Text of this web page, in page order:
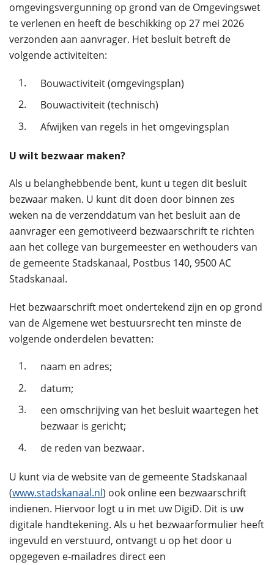
omgevingsvergunning op grond van de Omgevingswet
te verlenen en heeft de beschikking op 27 mei 2026
verzonden aan aanvrager. Het besluit betreft de
volgende activiteiten:
1.
Bouwactiviteit (omgevingsplan)
2.
Bouwactiviteit (technisch)
3.
Afwijken van regels in het omgevingsplan
U wilt bezwaar maken?
Als u belanghebbende bent, kunt u tegen dit besluit
bezwaar maken. U kunt dit doen door binnen zes
weken na de verzenddatum van het besluit aan de
aanvrager een gemotiveerd bezwaarschrift te richten
aan het college van burgemeester en wethouders van
de gemeente Stadskanaal, Postbus 140, 9500 AC
Stadskanaal.
Het bezwaarschrift moet ondertekend zijn en op grond
van de Algemene wet bestuursrecht ten minste de
volgende onderdelen bevatten:
1.
naam en adres;
2.
datum;
3.
een omschrijving van het besluit waartegen het
bezwaar is gericht;
4.
de reden van bezwaar.
U kunt via de website van de gemeente Stadskanaal
(www.stadskanaal.nl) ook online een bezwaarschrift
indienen. Hiervoor logt u in met uw DigiD. Dit is uw
digitale handtekening. Als u het bezwaarformulier heeft
ingevuld en verstuurd, ontvangt u op het door u
opgegeven e‑mailadres direct een